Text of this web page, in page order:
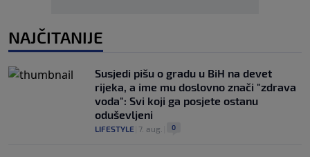
NAJČITANIJE
Susjedi pišu o gradu u BiH na devet
rijeka, a ime mu doslovno znači "zdrava
voda": Svi koji ga posjete ostanu
oduševljeni
LIFESTYLE 7. aug. 0